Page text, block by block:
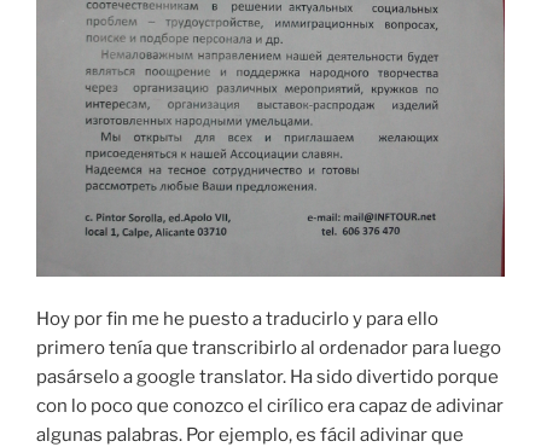
Hoy por fin me he puesto a traducirlo y para ello
primero tenía que transcribirlo al ordenador para luego
pasárselo a google translator. Ha sido divertido porque
con lo poco que conozco el cirílico era capaz de adivinar
algunas palabras. Por ejemplo, es fácil adivinar que